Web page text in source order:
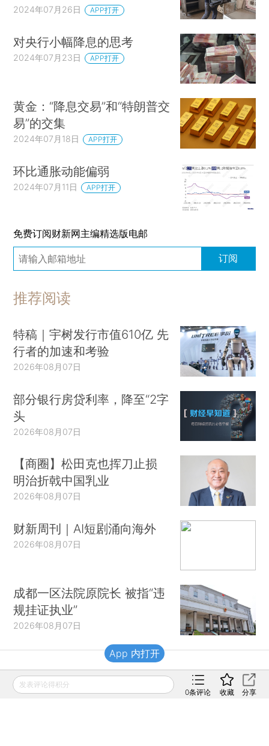
2024年07月26日 APP打开
对央行小幅降息的思考
2024年07月23日 APP打开
黄金：“降息交易”和“特朗普交
易”的交集
2024年07月18日 APP打开
环比通胀动能偏弱
2024年07月11日 APP打开
免费订阅财新网主编精选版电邮
订阅
推荐阅读
特稿｜宇树发行市值610亿 先
行者的加速和考验
2026年08月07日
部分银行房贷利率，降至“2字
头
2026年08月07日
【商圈】松田克也挥刀止损
明治折戟中国乳业
2026年08月07日
财新周刊｜AI短剧涌向海外
2026年08月07日
成都一区法院原院长 被指“违
规挂证执业”
2026年08月07日
财新移动
发表评论得积分
0条评论 收藏 分享
App 内打开